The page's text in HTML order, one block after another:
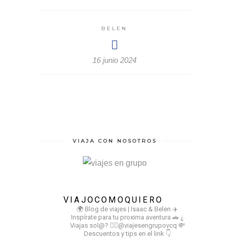
BELEN
16 junio 2024
VIAJA CON NOSOTROS
VIAJOCOMOQUIERO
🌍 Blog de viajes | Isaac & Belen ✈️
Inspírate para tu proxima aventura 🚗 ¿
Viajas sol@? 👉🏻@viajesengrupovcq 💸
Descuentos y tips en el link 👇